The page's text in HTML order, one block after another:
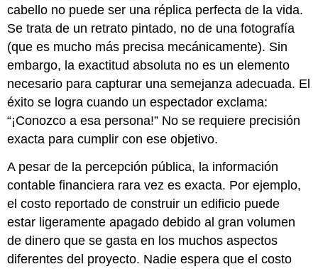
cabello no puede ser una réplica perfecta de la vida.
Se trata de un retrato pintado, no de una fotografía
(que es mucho más precisa mecánicamente). Sin
embargo, la exactitud absoluta no es un elemento
necesario para capturar una semejanza adecuada. El
éxito se logra cuando un espectador exclama:
“¡Conozco a esa persona!” No se requiere precisión
exacta para cumplir con ese objetivo.
A pesar de la percepción pública, la información
contable financiera rara vez es exacta. Por ejemplo,
el costo reportado de construir un edificio puede
estar ligeramente apagado debido al gran volumen
de dinero que se gasta en los muchos aspectos
diferentes del proyecto. Nadie espera que el costo